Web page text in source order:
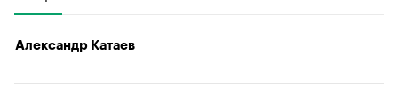
Александр Катаев